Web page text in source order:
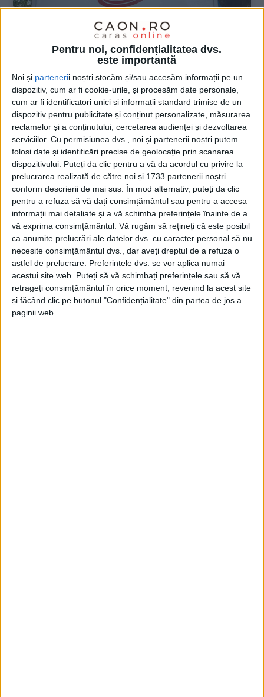
Pentru noi, confidențialitatea dvs.
este importantă
Noi și partenerii noștri stocăm și/sau accesăm informații pe un
dispozitiv, cum ar fi cookie-urile, și procesăm date personale,
cum ar fi identificatori unici și informații standard trimise de un
dispozitiv pentru publicitate și conținut personalizate, măsurarea
reclamelor și a conținutului, cercetarea audienței și dezvoltarea
serviciilor. Cu permisiunea dvs., noi și partenerii noștri putem
folosi date și identificări precise de geolocație prin scanarea
dispozitivului. Puteți da clic pentru a vă da acordul cu privire la
prelucrarea realizată de către noi și 1733 partenerii noștri
conform descrierii de mai sus. În mod alternativ, puteți da clic
pentru a refuza să vă dați consimțământul sau pentru a accesa
informații mai detaliate și a vă schimba preferințele înainte de a
vă exprima consimțământul. Vă rugăm să rețineți că este posibil
ca anumite prelucrări ale datelor dvs. cu caracter personal să nu
necesite consimțământul dvs., dar aveți dreptul de a refuza o
astfel de prelucrare. Preferințele dvs. se vor aplica numai
acestui site web. Puteți să vă schimbați preferințele sau să vă
retrageți consimțământul în orice moment, revenind la acest site
și făcând clic pe butonul "Confidențialitate" din partea de jos a
paginii web.
ŞTIRILE JUDEŢULUI CARAŞ-SEVERIN
Cican și șefii de secție decid cine ia
stimulentul de 500 de euro!
27 APRILIE 2020, 09:39 AM 2 MINUTE DE CITIRE
CARANSEBEȘ – Nu toți cei 500 de angajați ai Spitalului
Municipal de Urgență Caransebeș vor primi stimulentul de risc
care va fi acordat personalului din spitalele dedicate COVID,
așa cum s-a crezut inițial!
Arhive